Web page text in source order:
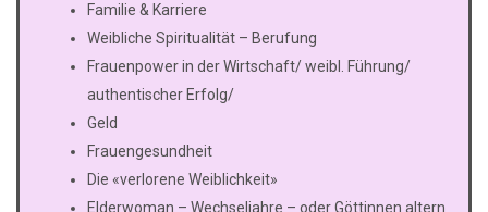
Familie & Karriere
Weibliche Spiritualität – Berufung
Frauenpower in der Wirtschaft/ weibl. Führung/
authentischer Erfolg/
Geld
Frauengesundheit
Die «verlorene Weiblichkeit»
Elderwoman – Wechseljahre – oder Göttinnen altern